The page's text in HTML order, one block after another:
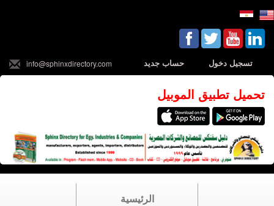
تسجيل دخول حساب جديد info@sphinxdirectory.com
تحميل تطبيق الموبيل
الرئيسية